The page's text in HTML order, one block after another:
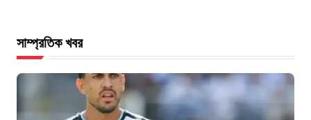
সাম্প্রতিক খবর